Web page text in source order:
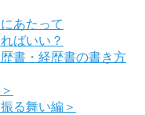
あたって
ばいい？
書・経歴書の書き方
る舞い編＞